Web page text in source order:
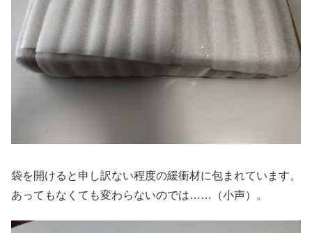
袋を開けると申し訳ない程度の緩衝材に包まれています。
あってもなくても変わらないのでは……（小声）。